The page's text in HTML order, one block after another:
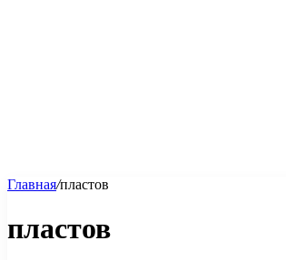
Главная/пластов
пластов